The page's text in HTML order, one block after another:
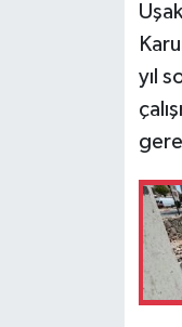
yıl